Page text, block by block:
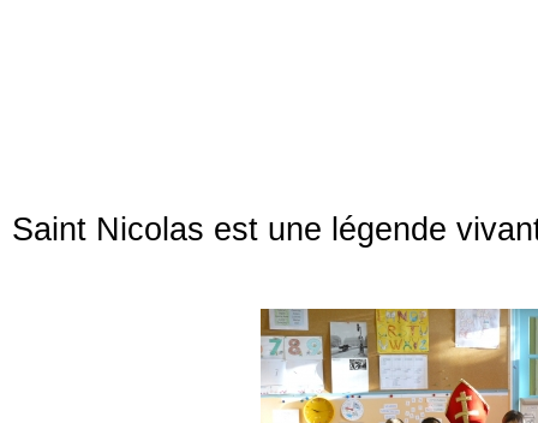
Saint Nicolas est une légende